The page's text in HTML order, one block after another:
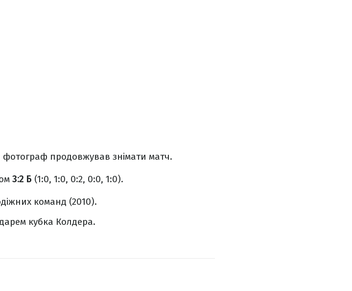
продовжував знімати матч.
3:2 Б (1:0, 1:0, 0:2, 0:0, 1:0).
команд (2010).
кубка Колдера.